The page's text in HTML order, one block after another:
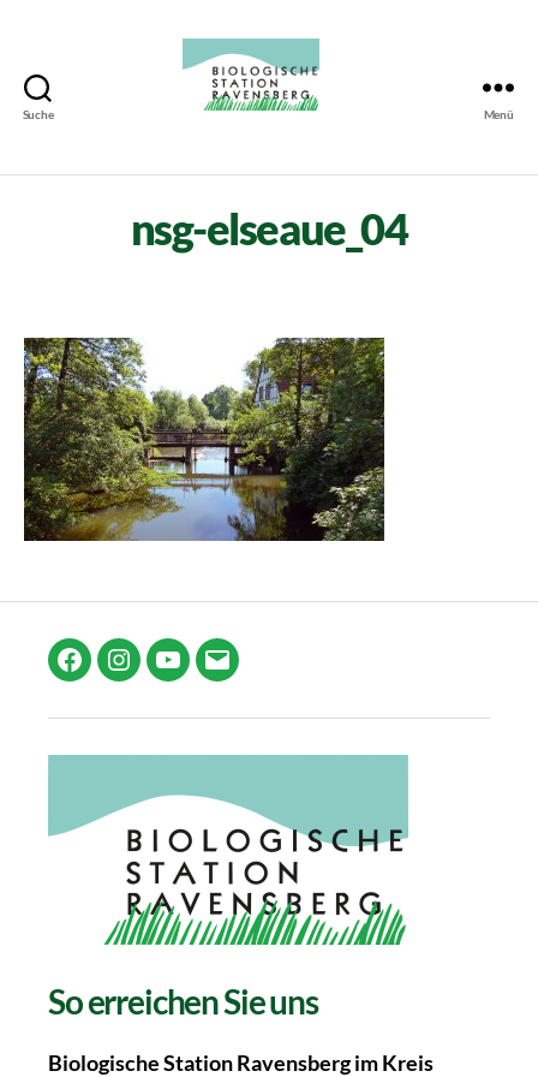
Suche
Ravensberg
Menü
nsg-elseaue_04
FacebookInstagram
YouTube
E-
So erreichen Sie uns
Biologische Station Ravensberg im Kreis